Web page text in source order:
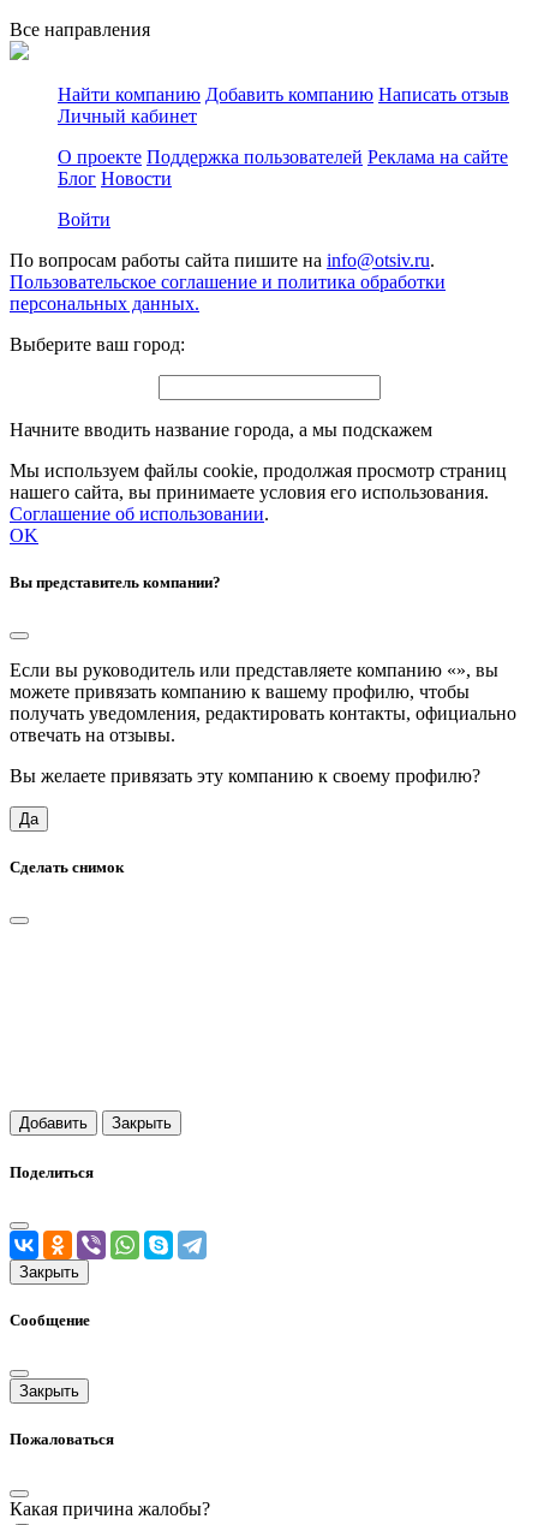
Все направления
Найти компанию Добавить компанию Написать отзыв
Личный кабинет
О проекте Поддержка пользователей Реклама на сайте
Блог Новости
Войти
По вопросам работы сайта пишите на info@otsiv.ru.
Пользовательское соглашение и политика обработки
персональных данных.
Выберите ваш город:
Начните вводить название города, а мы подскажем
Мы используем файлы cookie, продолжая просмотр страниц
нашего сайта, вы принимаете условия его использования.
Соглашение об использовании.
OK
Вы представитель компании?
Если вы руководитель или представляете компанию «», вы
можете привязать компанию к вашему профилю, чтобы
получать уведомления, редактировать контакты, официально
отвечать на отзывы.
Вы желаете привязать эту компанию к своему профилю?
Да
Сделать снимок
Добавить Закрыть
Поделиться
Закрыть
Сообщение
Закрыть
Пожаловаться
Какая причина жалобы?